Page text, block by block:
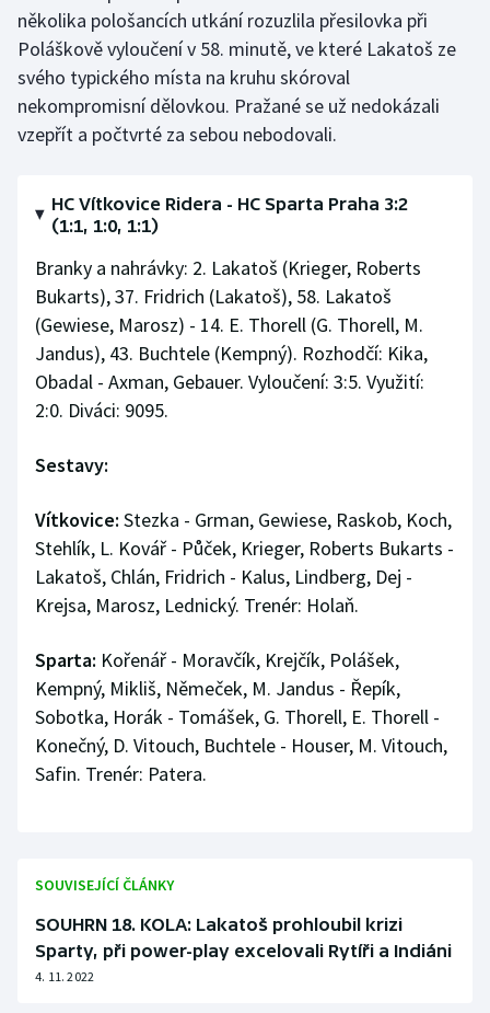
Stolní tenis
Triatlon
Veslování
Volejbal
Ostatní
několika pološancích utkání rozuzlila přesilovka při
Poláškově vyloučení v 58. minutě, ve které Lakatoš ze
svého typického místa na kruhu skóroval
nekompromisní dělovkou. Pražané se už nedokázali
vzepřít a počtvrté za sebou nebodovali.
HC Vítkovice Ridera - HC Sparta Praha 3:2
(1:1, 1:0, 1:1)
Branky a nahrávky: 2. Lakatoš (Krieger, Roberts
Bukarts), 37. Fridrich (Lakatoš), 58. Lakatoš
(Gewiese, Marosz) - 14. E. Thorell (G. Thorell, M.
Jandus), 43. Buchtele (Kempný). Rozhodčí: Kika,
Obadal - Axman, Gebauer. Vyloučení: 3:5. Využití:
2:0. Diváci: 9095.
Sestavy:
Vítkovice: Stezka - Grman, Gewiese, Raskob, Koch,
Stehlík, L. Kovář - Půček, Krieger, Roberts Bukarts -
Lakatoš, Chlán, Fridrich - Kalus, Lindberg, Dej -
Krejsa, Marosz, Lednický. Trenér: Holaň.
Sparta: Kořenář - Moravčík, Krejčík, Polášek,
Kempný, Mikliš, Němeček, M. Jandus - Řepík,
Sobotka, Horák - Tomášek, G. Thorell, E. Thorell -
Konečný, D. Vitouch, Buchtele - Houser, M. Vitouch,
Safin. Trenér: Patera.
SOUVISEJÍCÍ ČLÁNKY
SOUHRN 18. KOLA: Lakatoš prohloubil krizi
Sparty, při power-play excelovali Rytíři a Indiáni
4. 11. 2022